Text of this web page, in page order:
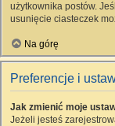
użytkownika postów.
usunięcie ciasteczek
Na górę
Preferencje i
Jak zmienić moje
Jeżeli jesteś